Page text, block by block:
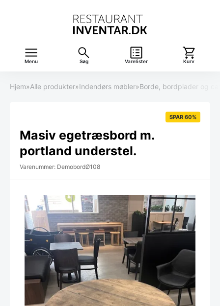
Menu Søg Varelister Kurv
Hjem»Alle produkter»Indendørs møbler»Borde, bordplader og
SPAR 60%
Masiv egetræsbord m.
portland understel.
Varenummer: DemobordØ108